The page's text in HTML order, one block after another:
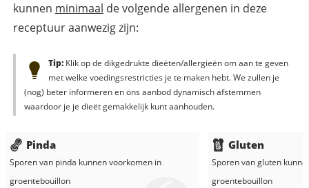
kunnen minimaal de volgende allergenen in deze
receptuur aanwezig zijn:
Tip:Klik op de dikgedrukte dieëten/allergieën om aan te geven
met welke voedingsrestricties je te maken hebt. We zullen je
(nog) beter informeren en ons aanbod dynamisch afstemmen
waardoor je je dieët gemakkelijk kunt aanhouden.
Pinda
Sporen van pinda kunnen voorkomen in
groentebouillon
Gluten
Sporen van gluten
groentebouillon